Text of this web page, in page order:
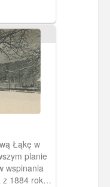
Łąkę w
planie
wspinania